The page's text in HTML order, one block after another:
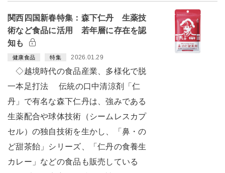
関西四国新春特集：森下仁丹 生薬技
術など食品に活用 若年層に存在を認
知も
健康食品 特集 2026.01.29
◇越境時代の食品産業、多様化で脱
一本足打法 伝統の口中清涼剤「仁
丹」で有名な森下仁丹は、強みである
生薬配合や球体技術（シームレスカプ
セル）の独自技術を生かし、「鼻・の
ど甜茶飴」シリーズ、「仁丹の食養生
カレー」などの食品も販売している